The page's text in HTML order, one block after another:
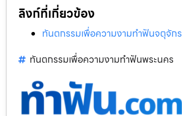
ลิงก์ที่เกี่ยวข้อง
ทันตกรรมเพื่อความงามทำฟันจตุจักร
ทันตกรรมเพื่อความงามทำฟันพระนคร